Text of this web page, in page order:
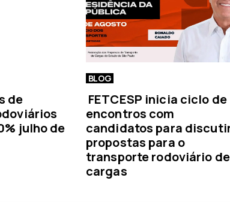
de
julho de
BLOG
FETCESP inicia ciclo de
encontros com
candidatos para
propostas para o
transporte rodoviário de
cargas